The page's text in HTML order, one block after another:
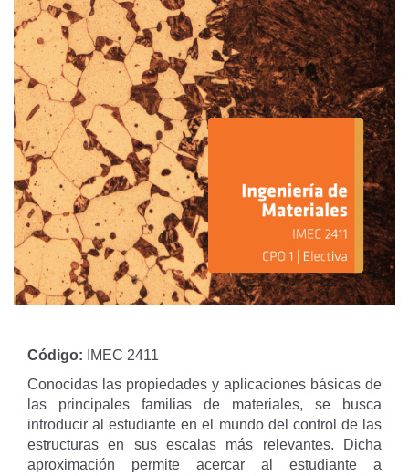
Código:
IMEC 2411
Conocidas las propiedades y aplicaciones básicas de
las principales familias de materiales, se busca
introducir al estudiante en el mundo del control de las
estructuras en sus escalas más relevantes. Dicha
aproximación permite acercar al estudiante a